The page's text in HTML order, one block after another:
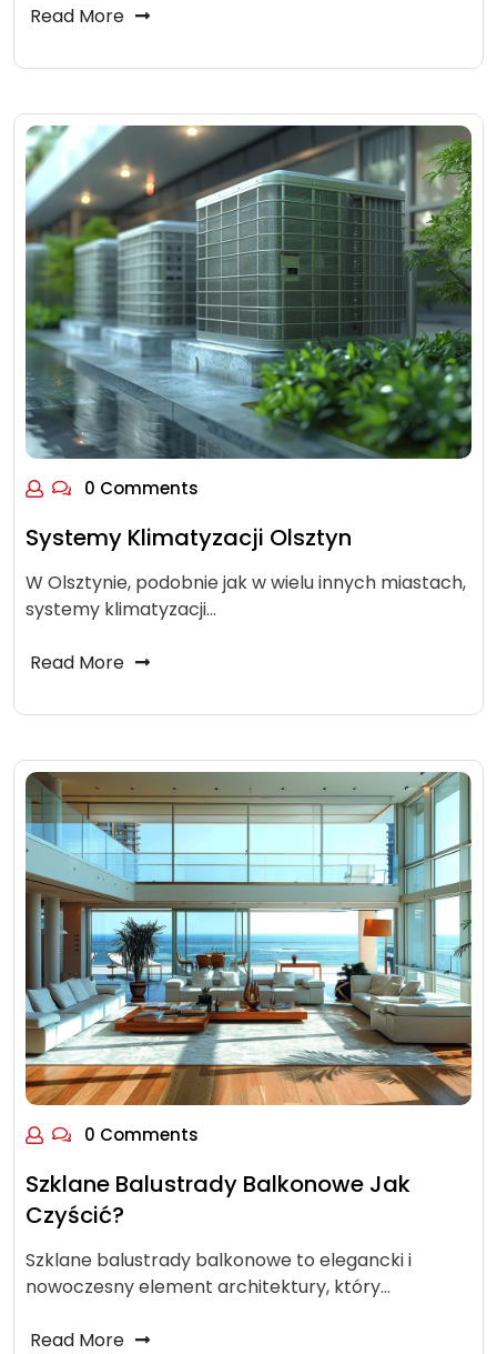
Read More
0 Comments
Systemy Klimatyzacji Olsztyn
W Olsztynie, podobnie jak w wielu innych miastach,
systemy klimatyzacji…
Read More
0 Comments
Szklane Balustrady Balkonowe Jak
Czyścić?
Szklane balustrady balkonowe to elegancki i
nowoczesny element architektury, który…
Read More